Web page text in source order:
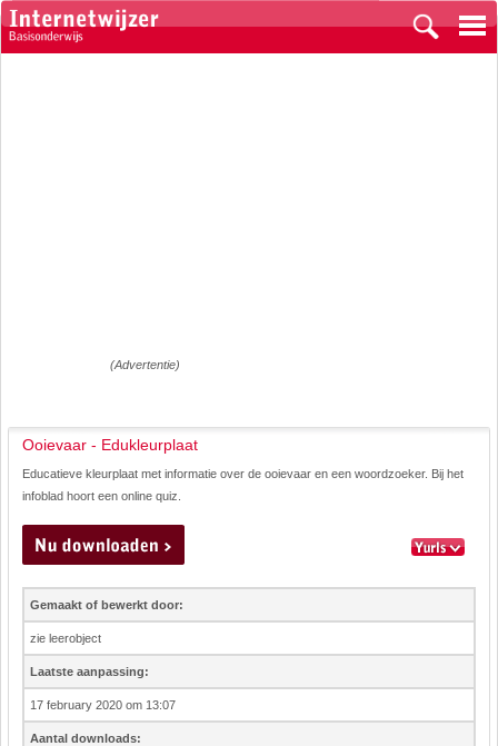
(Advertentie)
Ooievaar - Edukleurplaat
Educatieve kleurplaat met informatie over de ooievaar en een woordzoeker. Bij het
infoblad hoort een online quiz.
Gemaakt of bewerkt door:
zie leerobject
Laatste aanpassing:
17 february 2020 om 13:07
Aantal downloads: